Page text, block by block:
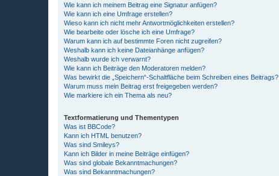
Wie kann ich meinem Beitrag eine Signatur anfügen?
Wie kann ich eine Umfrage erstellen?
Wieso kann ich nicht mehr Antwortmöglichkeiten erstellen?
Wie bearbeite oder lösche ich eine Umfrage?
Warum kann ich auf bestimmte Foren nicht zugreifen?
Weshalb kann ich keine Dateianhänge anfügen?
Weshalb wurde ich verwarnt?
Wie kann ich Beiträge den Moderatoren melden?
Was bewirkt die „Speichern“-Schaltfläche beim Schreiben eines Beitrags?
Warum muss mein Beitrag erst freigegeben werden?
Wie markiere ich ein Thema als neu?
Textformatierung und Thementypen
Was ist BBCode?
Kann ich HTML benutzen?
Was sind Smileys?
Kann ich Bilder in meine Beiträge einfügen?
Was sind globale Bekanntmachungen?
Was sind Bekanntmachungen?